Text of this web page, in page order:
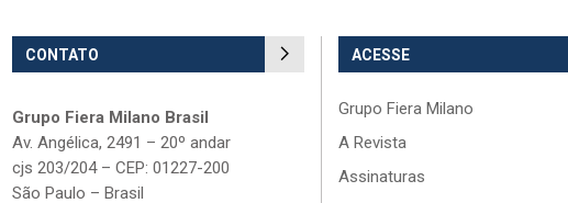
CONTATO
Grupo Fiera Milano Brasil
Av. Angélica, 2491 – 20º andar
cjs 203/204 – CEP: 01227-200
São Paulo – Brasil
ACESSE
Grupo Fiera Milano
A Revista
Assinaturas